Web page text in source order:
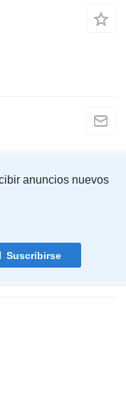
anuncios nuevos
Suscribirse